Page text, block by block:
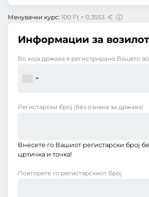
Менувачки курс: 100 Ft = 0,3553 €
Информации за
Во која држава е регистрирано Вашето
Регистарски број (без ознака за држава)
Внесете го Вашиот регистарски број
цртичка и точка!
Повторете го регистарскиот број